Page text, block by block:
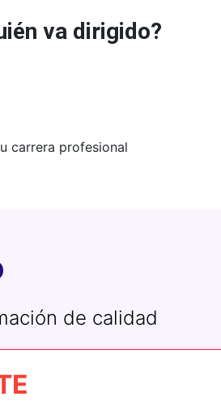
va dirigido?
carrera profesional
de calidad